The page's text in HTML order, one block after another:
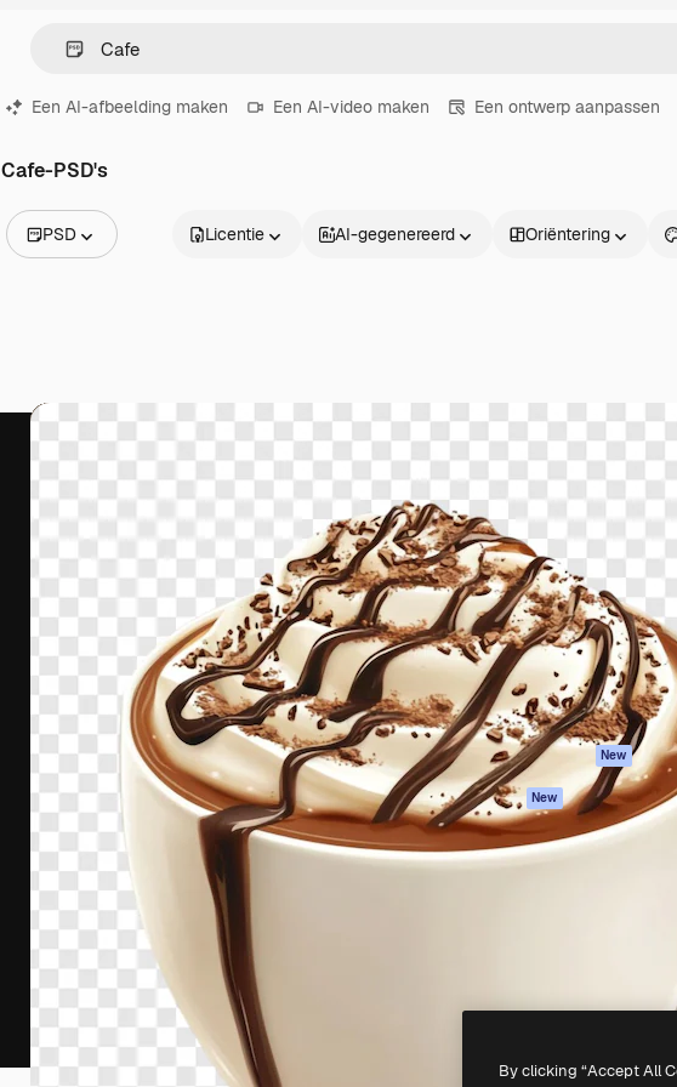
Een AI-afbeelding maken Een AI-video maken Een ontwerp aanpassen
Cafe-PSD's
PSD
Video's
Iconen
3D-modellen
Lettertypen
Licentie AI-gegenereerd Oriëntering
Het creatieve platform om je beste werk te
creëren. Meer dan 1 miljoen abonnees
onder creatievelingen, ondernemingen,
bureaus en studio's.
Nederlands
Producten
Spaces
AI-assistent
AI Image Generator
AI Video Generator
AI Voice Generator
Stockcontent
MCP voor
Claude/ChatGPT
New
Agenten New
API
Mobiele app
Copyright © 2010- 2026
By clicking “Accept All